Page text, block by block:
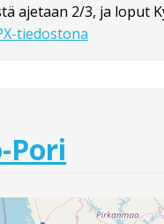
ajetaan 2/3, ja loput
tiedostona
Pori